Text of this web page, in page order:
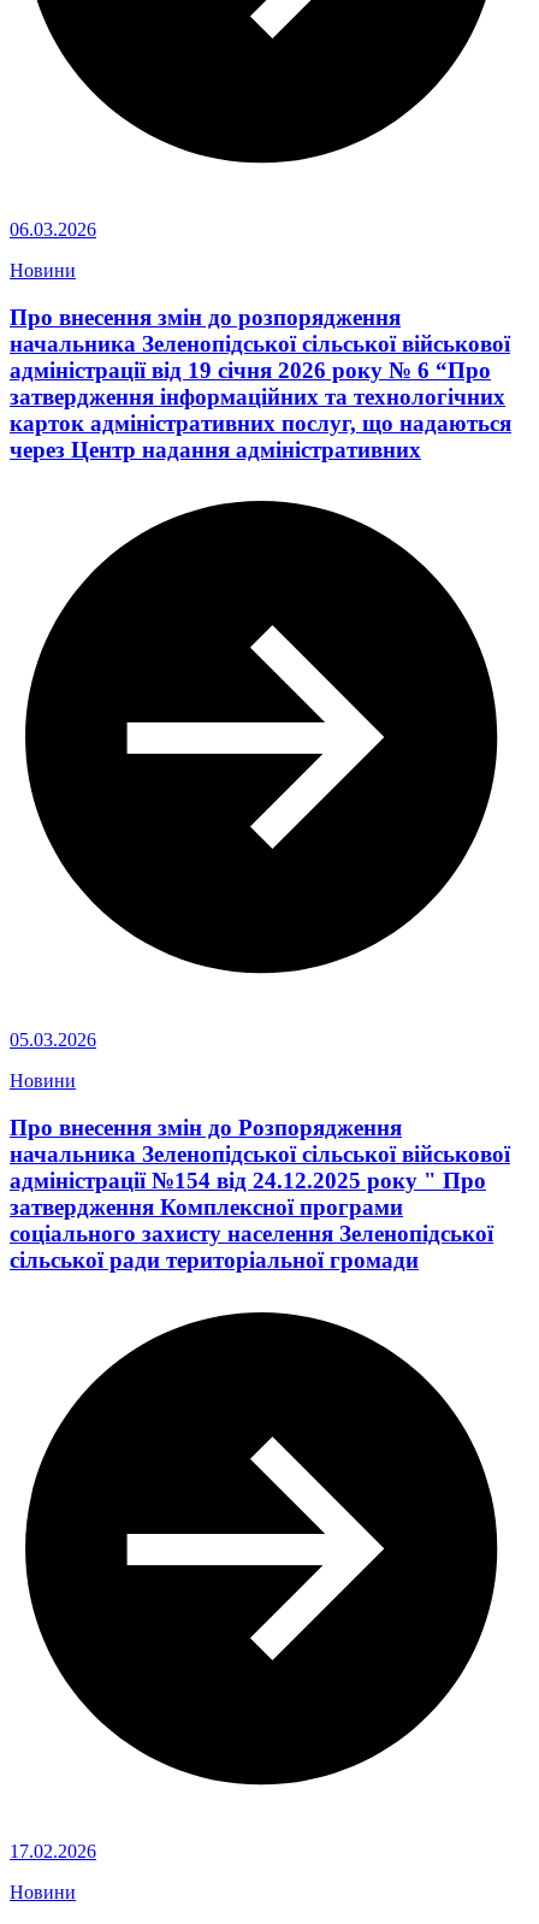
06.03.2026
Новини
Про внесення змін до розпорядження
начальника Зеленопідської сільської військової
адміністрації від 19 січня 2026 року № 6 “Про
затвердження інформаційних та технологічних
карток адміністративних послуг, що надаються
через Центр надання адміністративних
05.03.2026
Новини
Про внесення змін до Розпорядження
начальника Зеленопідської сільської військової
адміністрації №154 від 24.12.2025 року " Про
затвердження Комплексної програми
соціального захисту населення Зеленопідської
сільської ради територіальної громади
17.02.2026
Новини